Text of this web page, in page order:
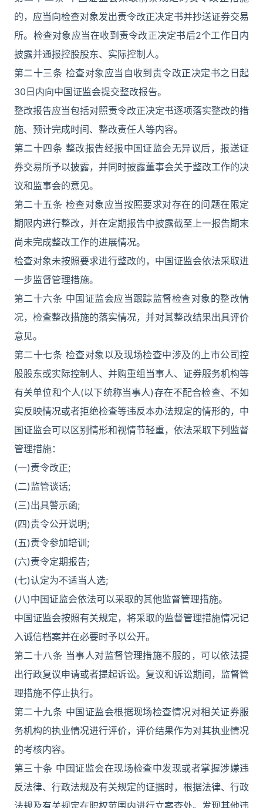
的，应当向检查对象发出责令改正决定书并抄送证券交易
所。检查对象应当在收到责令改正决定书后2个工作日内
披露并通报控股股东、实际控制人。
第二十三条 检查对象应当自收到责令改正决定书之日起
30日内向中国证监会提交整改报告。
整改报告应当包括对照责令改正决定书逐项落实整改的措
施、预计完成时间、整改责任人等内容。
第二十四条 整改报告经报中国证监会无异议后，报送证
券交易所予以披露，并同时披露董事会关于整改工作的决
议和监事会的意见。
第二十五条 检查对象应当按照要求对存在的问题在限定
期限内进行整改，并在定期报告中披露截至上一报告期末
尚未完成整改工作的进展情况。
检查对象未按照要求进行整改的，中国证监会依法采取进
一步监督管理措施。
第二十六条 中国证监会应当跟踪监督检查对象的整改情
况，检查整改措施的落实情况，并对其整改结果出具评价
意见。
第二十七条 检查对象以及现场检查中涉及的上市公司控
股股东或实际控制人、并购重组当事人、证券服务机构等
有关单位和个人(以下统称当事人)存在不配合检查、不如
实反映情况或者拒绝检查等违反本办法规定的情形的，中
国证监会可以区别情形和视情节轻重，依法采取下列监督
管理措施：
(一)责令改正;
(二)监管谈话;
(三)出具警示函;
(四)责令公开说明;
(五)责令参加培训;
(六)责令定期报告;
(七)认定为不适当人选;
(八)中国证监会依法可以采取的其他监督管理措施。
中国证监会按照有关规定，将采取的监督管理措施情况记
入诚信档案并在必要时予以公开。
第二十八条 当事人对监督管理措施不服的，可以依法提
出行政复议申请或者提起诉讼。复议和诉讼期间，监督管
理措施不停止执行。
第二十九条 中国证监会根据现场检查情况对相关证券服
务机构的执业情况进行评价，评价结果作为对其执业情况
的考核内容。
第三十条 中国证监会在现场检查中发现或者掌握涉嫌违
反法律、行政法规及有关规定的证据时，根据法律、行政
法规及有关规定在职权范围内进行立案查处。发现其他违